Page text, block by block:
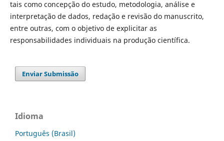
tais como concepção do estudo, metodologia, análise e
interpretação de dados, redação e revisão do manuscrito,
entre outras, com o objetivo de explicitar as
responsabilidades individuais na produção científica.
Enviar Submissão
Idioma
Português (Brasil)